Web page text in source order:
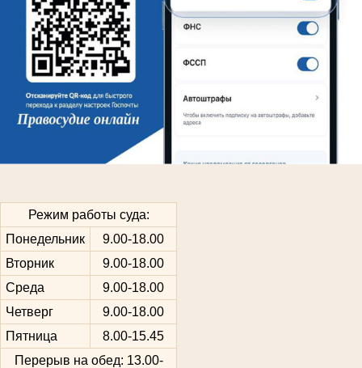
Режим работы суда:
Понедельник
9.00-18.00
Вторник
9.00-18.00
Среда
9.00-18.00
Четверг
9.00-18.00
Пятница
8.00-15.45
Перерыв на обед: 13.00-